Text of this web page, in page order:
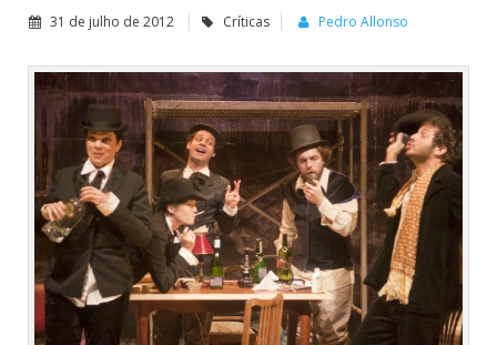
31 de julho de 2012 Críticas Pedro Allonso